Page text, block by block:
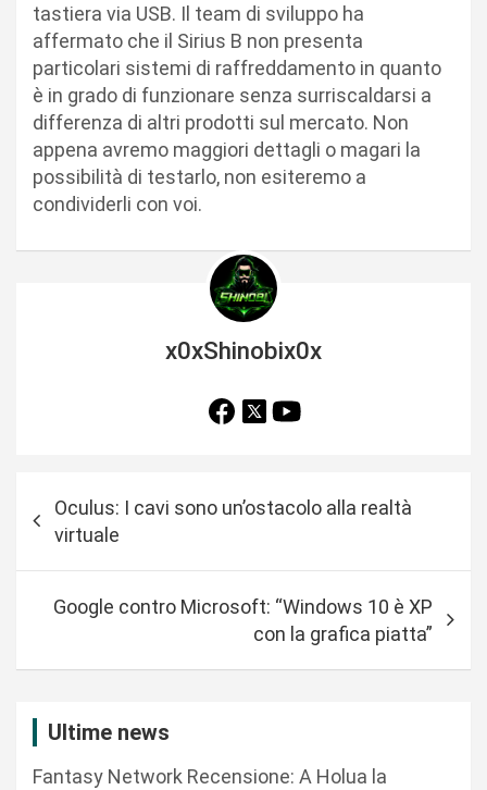
tastiera via USB. Il team di sviluppo ha
affermato che il Sirius B non presenta
particolari sistemi di raffreddamento in quanto
è in grado di funzionare senza surriscaldarsi a
differenza di altri prodotti sul mercato. Non
appena avremo maggiori dettagli o magari la
possibilità di testarlo, non esiteremo a
condividerli con voi.
x0xShinobix0x
a
Oculus: I cavi sono un’ostacolo alla realtà
virtuale
Google contro Microsoft: “Windows 10 è XP
con la grafica piatta”
Ultime news
Fantasy Network Recensione: A Holua la